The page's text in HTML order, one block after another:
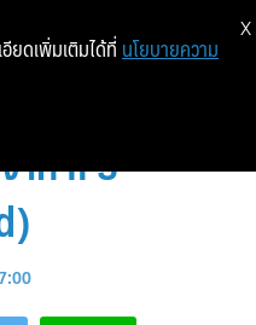
ภาพคล่อง
าก IFS
ยดเพิ่มเติมได้ที่ นโยบายความ
X